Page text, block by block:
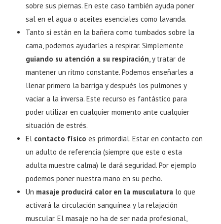
sobre sus piernas. En este caso también ayuda poner
sal en el agua o aceites esenciales como lavanda.
Tanto si están en la bañera como tumbados sobre la
cama, podemos ayudarles a respirar. Simplemente
guiando su atención a su respiración , y tratar de
mantener un ritmo constante. Podemos enseñarles a
llenar primero la barriga y después los pulmones y
vaciar a la inversa. Este recurso es fantástico para
poder utilizar en cualquier momento ante cualquier
situación de estrés.
El contacto físico es primordial. Estar en contacto con
un adulto de referencia (siempre que este o esta
adulta muestre calma) le dará seguridad. Por ejemplo
podemos poner nuestra mano en su pecho.
Un masaje producirá calor en la musculatura lo que
activará la circulación sanguínea y la relajación
muscular. El masaje no ha de ser nada profesional,